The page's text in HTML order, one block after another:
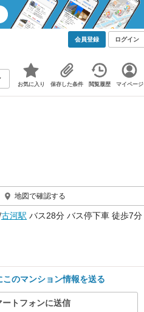
会員登録 ログイン
お気に入り 保存した条件 閲覧履歴 マイページ
地図で確認する
古河駅 バス28分 バス停下車 徒歩7分
のマンション情報を送る
トフォンに送信